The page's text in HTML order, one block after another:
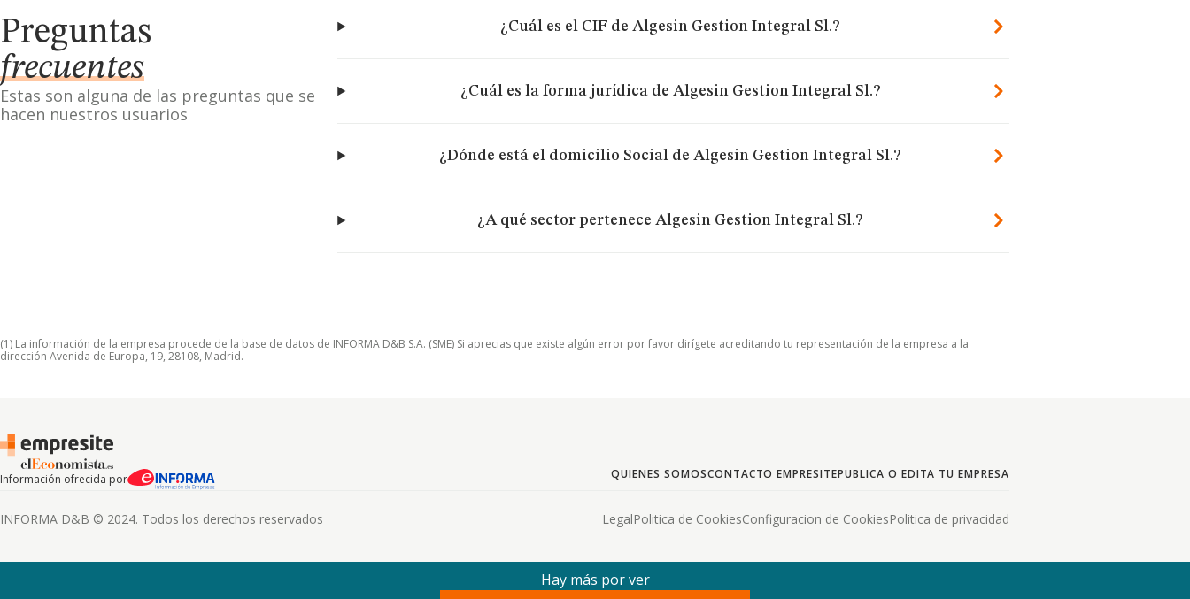
Preguntas
frecuentes
Estas son alguna de las preguntas que se
hacen nuestros usuarios
¿Cuál es el CIF de Algesin Gestion Integral Sl.?
¿Cuál es la forma jurídica de Algesin Gestion Integral Sl.?
¿Dónde está el domicilio Social de Algesin Gestion Integral Sl.?
¿A qué sector pertenece Algesin Gestion Integral Sl.?
(1) La información de la empresa procede de la base de datos de INFORMA D&B S.A. (SME) Si aprecias que existe algún error por favor dirígete acreditando tu representación de la empresa a la
dirección Avenida de Europa, 19, 28108, Madrid.
Información ofrecida por QUIENES SOMOSCONTACTO EMPRESITEPUBLICA O EDITA TU EMPRESA
INFORMA D&B © 2024. Todos los derechos reservados LegalPolitica de CookiesConfiguracion de CookiesPolitica de privacidad
Hay más por ver